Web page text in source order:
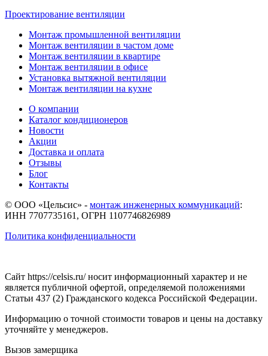
Проектирование вентиляции
Монтаж промышленной вентиляции
Монтаж вентиляции в частом доме
Монтаж вентиляции в квартире
Монтаж вентиляции в офисе
Установка вытяжной вентиляции
Монтаж вентиляции на кухне
О компании
Каталог кондиционеров
Новости
Акции
Доставка и оплата
Отзывы
Блог
Контакты
© ООО «Цельсис» - монтаж инженерных коммуникаций:
ИНН 7707735161, ОГРН 1107746826989
Политика конфиденциальности
Сайт https://celsis.ru/ носит информационный характер и не
является публичной офертой, определяемой положениями
Статьи 437 (2) Гражданского кодекса Российской Федерации.
Информацию о точной стоимости товаров и цены на доставку
уточняйте у менеджеров.
Вызов замерщика